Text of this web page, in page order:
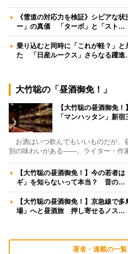
《雪道の対応力を検証》シビアな
ー」の真価 「ターボ」と「スト…
乗り込むと同時に「これが軽？」と
た 「日産ルークス」さらなる躍
大竹聡の「昼酒御免！」
【大竹聡の昼酒御免
「マンハッタン」新
お酒はいつ飲んでもいいものだが、
別の味わいがある――。ライター・作
【大竹聡の昼酒御免！】今の若者
ギ」を知らないって本当？ 昔の…
【大竹聡の昼酒御免！】京急線で
場」へと昼酒旅 押し寄せるノス…
著者・連載の一